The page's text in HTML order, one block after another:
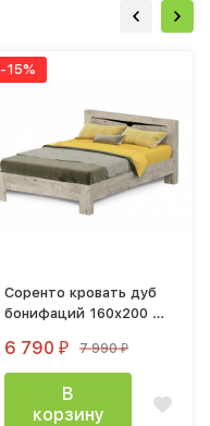
-15%
Соренто кровать дуб
бонифаций 160x200 см
6 790 ₽ 7 990₽
В
корзину